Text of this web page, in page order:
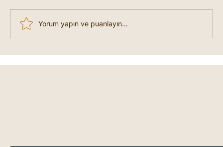
Yorum yapın ve puanlayın...